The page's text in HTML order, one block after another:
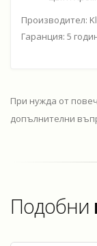
Производител:
Гаранция: 5
При нужда от
допълнителни
Подобни